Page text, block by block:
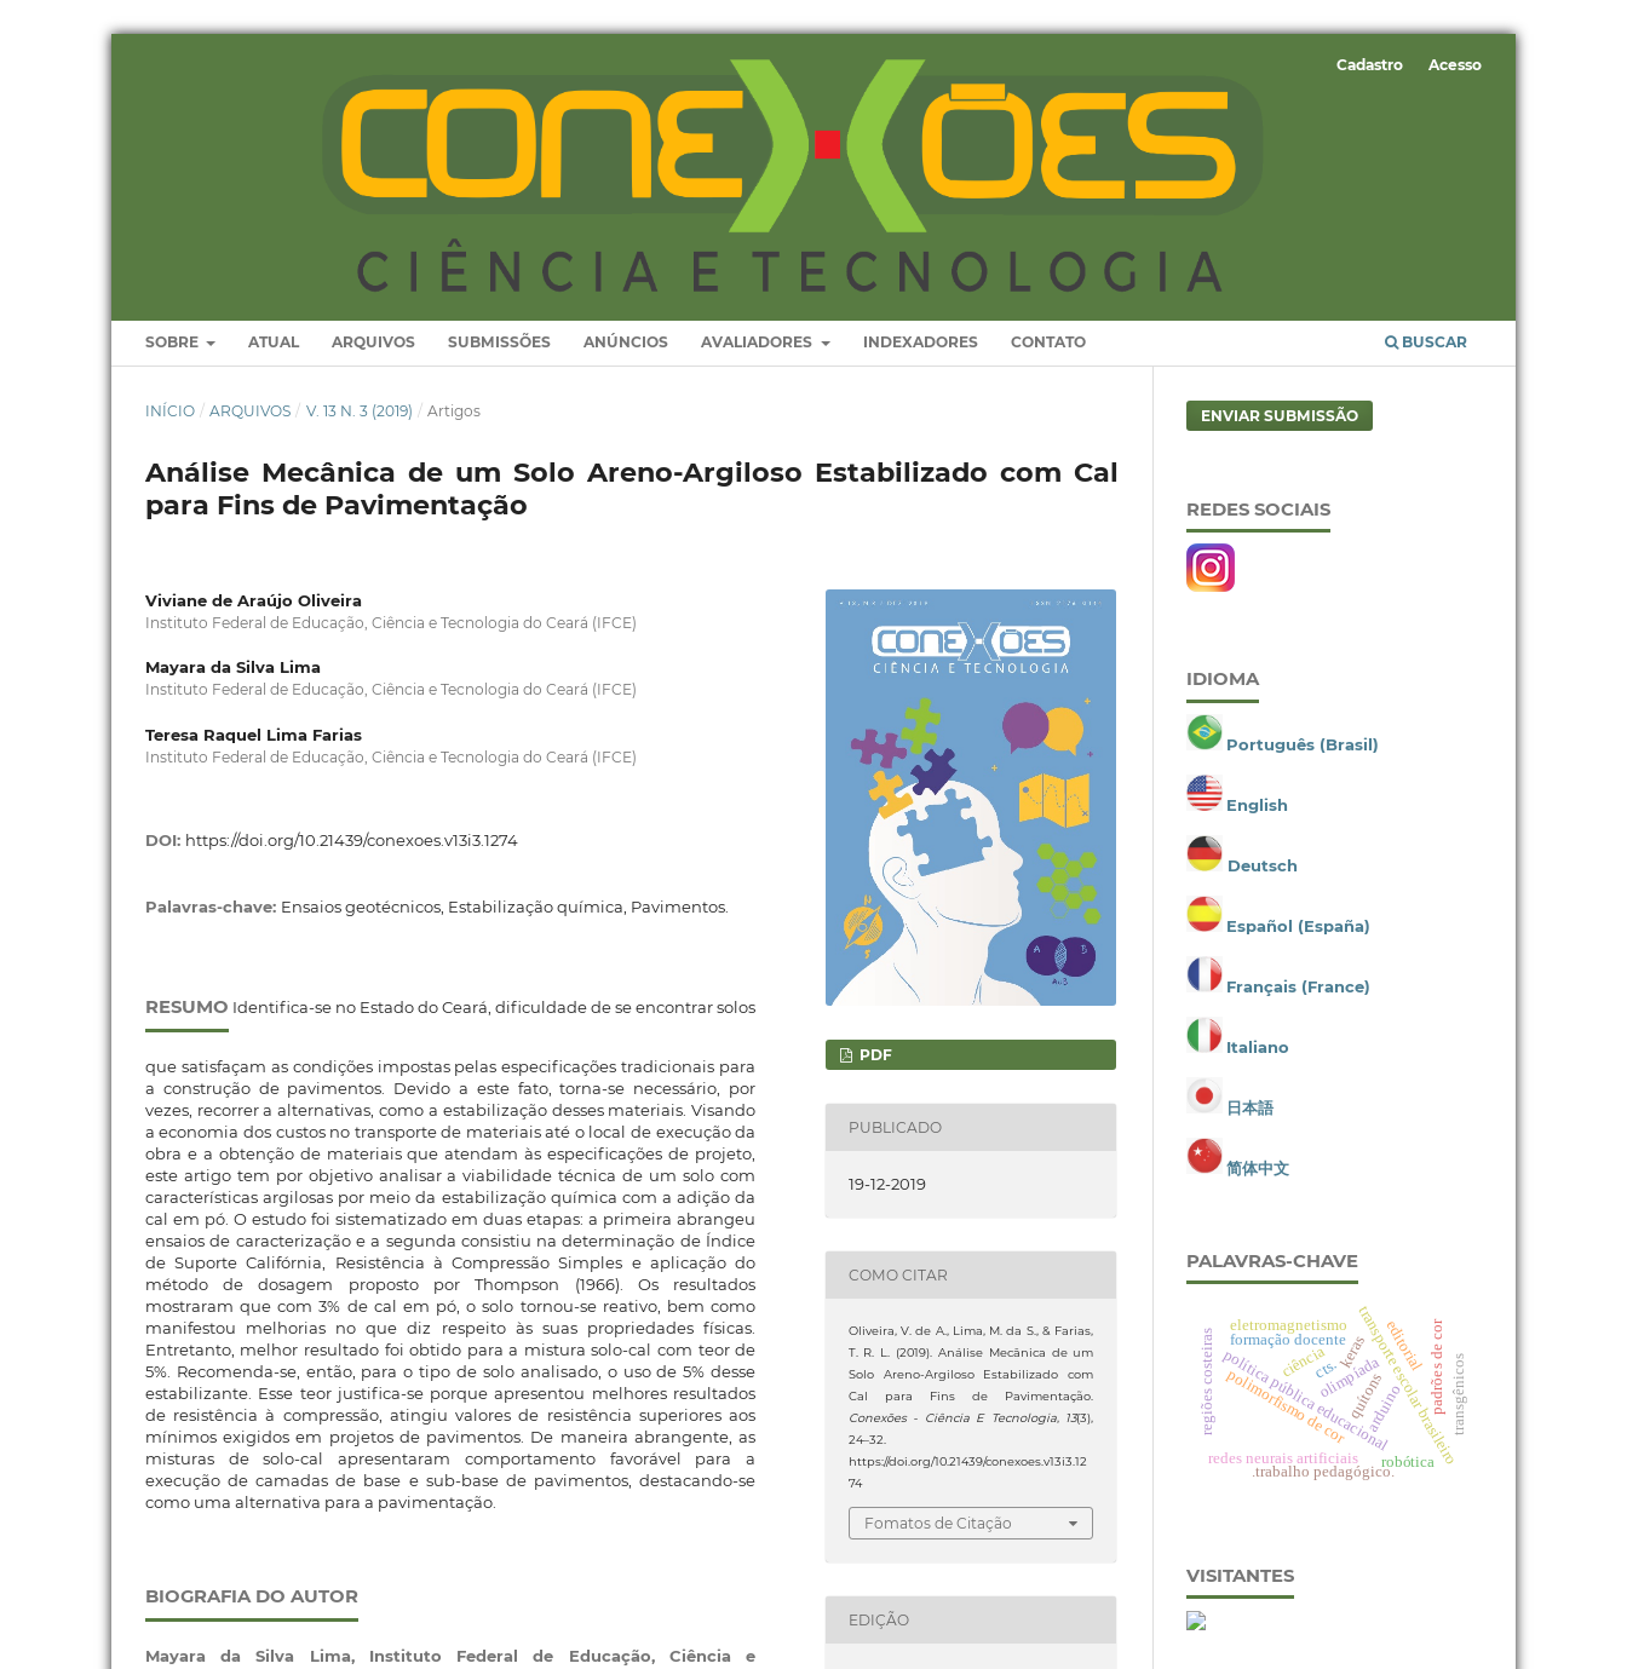
SOBRE ATUAL ARQUIVOS SUBMISSÕES ANÚNCIOS AVALIADORES INDEXADORES CONTATO BUSCAR
Cadastro Acesso
INÍCIO / ARQUIVOS / V. 13 N. 3 (2019) / Artigos
Análise Mecânica de um Solo Areno-Argiloso Estabilizado com Cal
para Fins de Pavimentação
Viviane de Araújo Oliveira
Instituto Federal de Educação, Ciência e Tecnologia do Ceará (IFCE)
Mayara da Silva Lima
Instituto Federal de Educação, Ciência e Tecnologia do Ceará (IFCE)
Teresa Raquel Lima Farias
Instituto Federal de Educação, Ciência e Tecnologia do Ceará (IFCE)
DOI: https://doi.org/10.21439/conexoes.v13i3.1274
Palavras-chave: Ensaios geotécnicos, Estabilização química, Pavimentos.
RESUMO Identifica-se no Estado do Ceará, dificuldade de se encontrar solos
que satisfaçam as condições impostas pelas especificações tradicionais para
a construção de pavimentos. Devido a este fato, torna-se necessário, por
vezes, recorrer a alternativas, como a estabilização desses materiais. Visando
a economia dos custos no transporte de materiais até o local de execução da
obra e a obtenção de materiais que atendam às especificações de projeto,
este artigo tem por objetivo analisar a viabilidade técnica de um solo com
características argilosas por meio da estabilização química com a adição da
cal em pó. O estudo foi sistematizado em duas etapas: a primeira abrangeu
ensaios de caracterização e a segunda consistiu na determinação de Índice
de Suporte Califórnia, Resistência à Compressão Simples e aplicação do
método de dosagem proposto por Thompson (1966). Os resultados
mostraram que com 3% de cal em pó, o solo tornou-se reativo, bem como
manifestou melhorias no que diz respeito às suas propriedades físicas.
Entretanto, melhor resultado foi obtido para a mistura solo-cal com teor de
5%. Recomenda-se, então, para o tipo de solo analisado, o uso de 5% desse
estabilizante. Esse teor justifica-se porque apresentou melhores resultados
de resistência à compressão, atingiu valores de resistência superiores aos
mínimos exigidos em projetos de pavimentos. De maneira abrangente, as
misturas de solo-cal apresentaram comportamento favorável para a
execução de camadas de base e sub-base de pavimentos, destacando-se
como uma alternativa para a pavimentação.
BIOGRAFIA DO AUTOR
Mayara da Silva Lima, Instituto Federal de Educação, Ciência e
PDF
PUBLICADO
19-12-2019
COMO CITAR
Oliveira, V. de A., Lima, M. da S., & Farias,
T. R. L. (2019). Análise Mecânica de um
Solo Areno-Argiloso Estabilizado com
Cal para Fins de Pavimentação.
Conexões - Ciência E Tecnologia, 13(3),
24–32.
https://doi.org/10.21439/conexoes.v13i3.12
74
Fomatos de Citação
EDIÇÃO
ENVIAR SUBMISSÃO
REDES SOCIAIS
IDIOMA
Português (Brasil)
English
Deutsch
Español (España)
Français (France)
Italiano
日本語
简体中文
PALAVRAS-CHAVE
editorial
olimpíada
política pública educacionaltransporte escolar brasileiro
padrões de cor
polimorfismo de corquítons
regiões costeiras
robótica
redes neurais artificiais
keras
formação docente
transgênicos
cts.
eletromagnetismo
.trabalho pedagógico.
ciência
arduino
VISITANTES